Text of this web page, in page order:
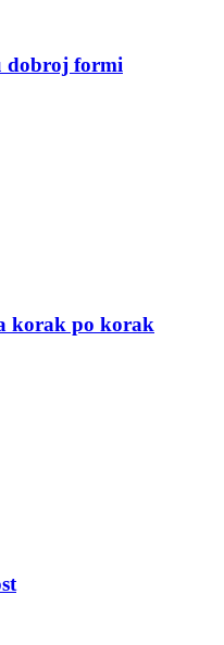
dobroj formi
korak po korak